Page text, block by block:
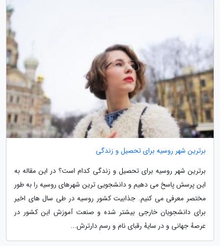
برترین شهر روسیه برای تحصیل و زندگی
برترین شهر روسیه برای تحصیل و زندگی کدام است؟ در این مقاله به
این پرسش پاسخ می دهیم و دانشجویی ترین شهرهای روسیه را به طور
مختصر معرفی می کنیم. جذابیت کشور روسیه در طی سال های اخیر
برای دانشجویان خارجی بیشتر شده و صنعت آموزش این کشور در
عرصهٔ جهانی و در سایهٔ رقبای نام و رسم دارترش...